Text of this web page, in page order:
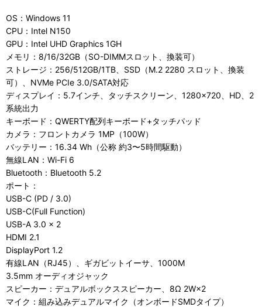
OS：Windows 11
CPU：Intel N150
GPU：Intel UHD Graphics 1GH
メモリ：8/16/32GB（SO-DIMMスロット、換装可）
ストレージ：256/512GB/1TB、SSD（M.2 2280 スロット、換装
可）、NVMe PCIe 3.0/SATA対応
ディスプレイ：5.7インチ、タッチスクリーン、1280×720、HD、2
系統出力
キーボード：QWERTY配列キーボード+タッチパッド
カメラ：フロントカメラ 1MP（100W）
バッテリー：16.34 Wh（公称 約3〜5時間駆動）
無線LAN：Wi-Fi 6
Bluetooth：Bluetooth 5.2
ポート：
USB-C (PD / 3.0)
USB-C(Full Function)
USB-A 3.0 × 2
HDMI 2.1
DisplayPort 1.2
有線LAN（RJ45）、ギガビットイーサ、1000M
3.5mm オーディオジャック
スピーカー：デュアルボックススピーカー、8Ω 2W×2
マイク：組み込みデュアルマイク（オンボードSMDタイプ）